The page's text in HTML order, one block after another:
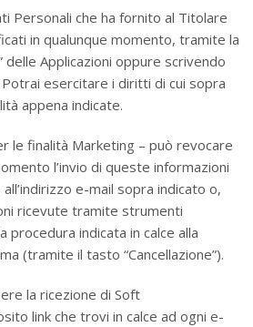
Personali che ha fornito al Titolare
in qualunque momento, tramite la
delle Applicazioni oppure scrivendo
esercitare i diritti di cui sopra
appena indicate.
le finalità Marketing – può revocare
l’invio di queste informazioni
e-mail sopra indicato o,
ricevute tramite strumenti
procedura indicata in calce alla
(tramite il tasto “Cancellazione”).
la ricezione di Soft
link che trovi in calce ad ogni e-